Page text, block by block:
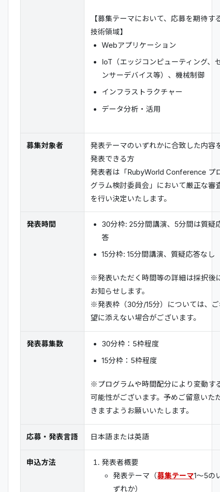
【募集テーマにおいて、応募を期待す
技術領域】
Webアプリケーション
IoT（エッジコンピューティング、
ンサーデバイス等）、機械制御
インフラストラクチャー
データ分析・活用
募集対象者
発表テーマのいずれかに合致した内容
発表できる方
発表者は「RubyWorld Conference プ
グラム検討委員会」において厳正な審
を行い決定いたします。
発表時間
30分枠: 25分間講演、5分間は質疑
答
15分枠: 15分間講演、質疑応答なし
※発表いただく時間等の詳細は採択後
お知らせします。
※発表枠（30分/15分）については、
望に添えない場合がございます。
発表募集数
30分枠：5枠程度
15分枠：5枠程度
※プログラムや時間配分により変動す
可能性がございます。予めご留意いた
きますようお願いいたします。
応募・発表言語 日本語または英語
申込方法
発表者概要
発表テーマ（募集テーマ1～5の
ずれか）